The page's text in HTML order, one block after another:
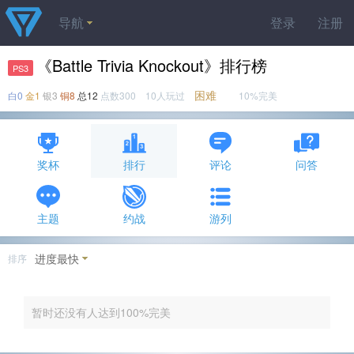
登录 注册
导航
PS3 《Battle Trivia Knockout》排行榜
白0 金1 银3 铜8 总12 点数300 10人玩过 困难 10%完美
奖杯 排行 评论 问答
主题 约战 游列
排序 进度最快
暂时还没有人达到100%完美